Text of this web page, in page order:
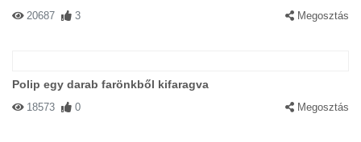
20687 3 Megosztás
Polip egy darab farönkből kifaragva
18573 0 Megosztás